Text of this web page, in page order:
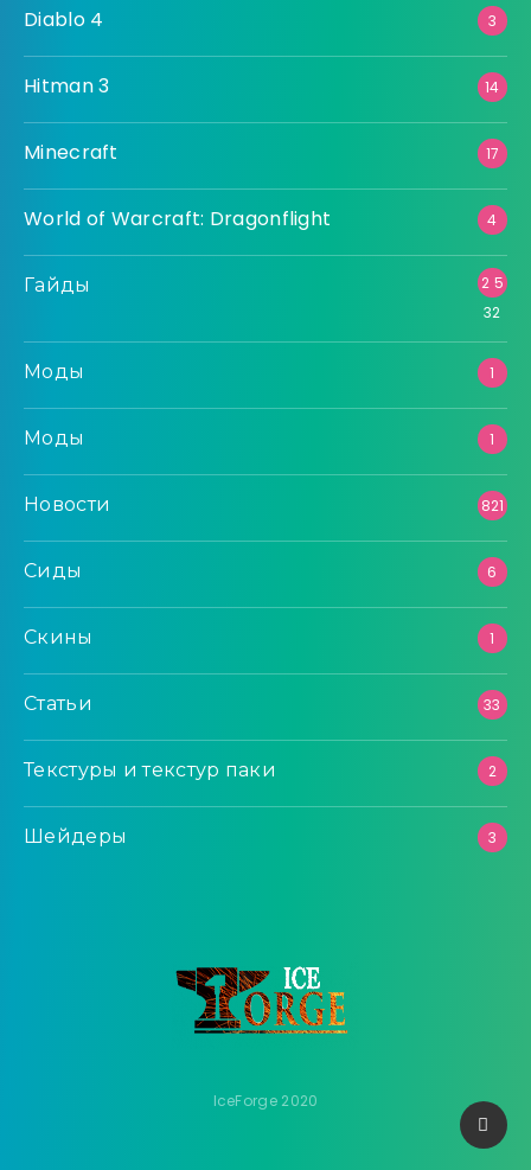
Diablo 4 3
Hitman 3 14
Minecraft 17
World of Warcraft: Dragonflight 4
Гайды
2 5
32
Моды 1
Моды 1
Новости 821
Сиды 6
Скины 1
Статьи 33
Текстуры и текстур паки 2
Шейдеры 3
IceForge 2020